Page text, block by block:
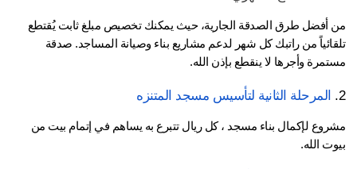
من أفضل طرق الصدقة الجارية، حيث يمكنك تخصيص مبلغ ثابت يُقتطع
تلقائياً من راتبك كل شهر لدعم مشاريع بناء وصيانة المساجد. صدقة
وأجرها لا ينقطع بإذن الله.
المرحلة الثانية لتأسيس مسجد المتنزه
مشروع لإكمال بناء مسجد ، كل ريال تتبرع به يساهم في إتمام بيت من
الله.